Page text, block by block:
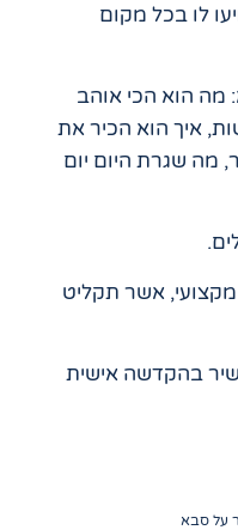
לו בכל מקום
מה הוא הכי אוהב
איך הוא הכיר את
מה שגרת היום יום
אשר תקליט
שיר בהקדשה אישית
על סבא